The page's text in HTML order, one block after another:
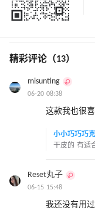
精彩评论（13）
misunting
06-20 08:38
这款我也很
小小巧巧巧
干皮的 有适
Reset丸子
06-15 15:48
我还没有用